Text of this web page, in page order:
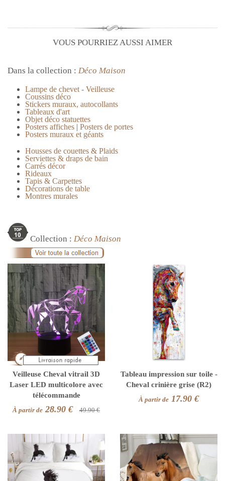
VOUS POURRIEZ AUSSI AIMER
Dans la collection : Déco Maison
Lampe de chevet - Veilleuse
Coussins déco
Stickers muraux, autocollants
Tableaux d'art
Objet déco statuettes
Posters affiches | Posters de portes
Posters muraux et géants
Housses de couettes & Plaids
Serviettes & draps de bain
Carrés décor
Rideaux
Tapis & Carpettes
Décorations de table
Montres murales
Collection : Déco Maison
Veilleuse Cheval vitrail 3D
Laser LED multicolore avec
télécommande
À partir de 28.90 € 49.90 €
Tableau impression sur toile -
Cheval crinière grise (R2)
À partir de 17.90 €